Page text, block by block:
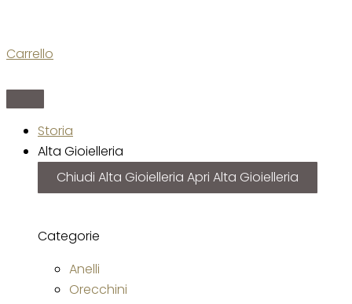
Carrello
Storia
Alta Gioielleria
Chiudi Alta Gioielleria Apri Alta Gioielleria
Categorie
Anelli
Orecchini